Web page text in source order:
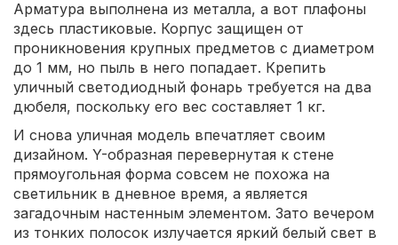
Арматура выполнена из металла, а вот плафоны
здесь пластиковые. Корпус защищен от
проникновения крупных предметов с диаметром
до 1 мм, но пыль в него попадает. Крепить
уличный светодиодный фонарь требуется на два
дюбеля, поскольку его вес составляет 1 кг.
И снова уличная модель впечатляет своим
дизайном. Y-образная перевернутая к стене
прямоугольная форма совсем не похожа на
светильник в дневное время, а является
загадочным настенным элементом. Зато вечером
из тонких полосок излучается яркий белый свет в